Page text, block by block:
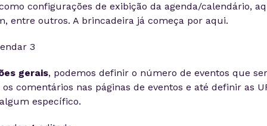
configurações de exibição da agenda/calendário,
entre outros. A brincadeira já começa por aqui.
gerais, podemos definir o número de eventos que
comentários nas páginas de eventos e até definir as
específico.